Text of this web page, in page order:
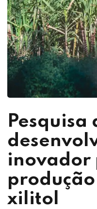
Pesquisa
inovador
xilitol